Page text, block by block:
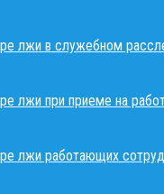
лжи в служебном
лжи при приеме на
лжи работающих